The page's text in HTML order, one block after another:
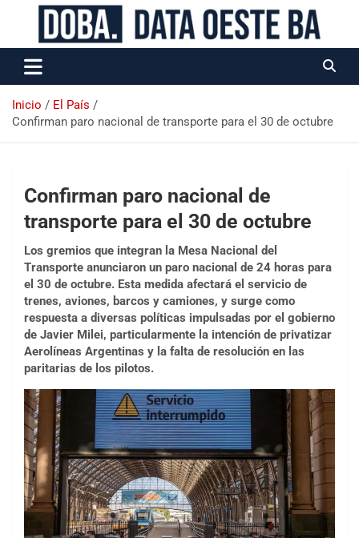
Data Oeste BA
Inicio
El País
Confirman paro nacional de transporte para el 30 de octubre
Confirman paro nacional de
transporte para el 30 de octubre
Los gremios que integran la Mesa Nacional del
Transporte anunciaron un paro nacional de 24 horas para
el 30 de octubre. Esta medida afectará el servicio de
trenes, aviones, barcos y camiones, y surge como
respuesta a diversas políticas impulsadas por el gobierno
de Javier Milei, particularmente la intención de privatizar
Aerolíneas Argentinas y la falta de resolución en las
paritarias de los pilotos.